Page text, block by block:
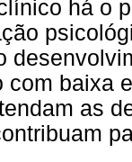
há o
com baixa
as